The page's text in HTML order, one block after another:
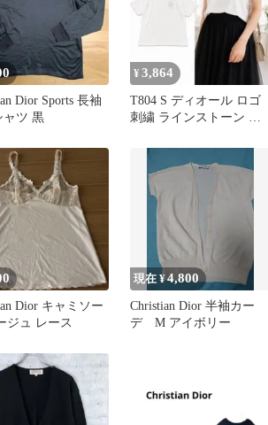
Dior Sports 長袖
ャツ 黒
¥ 3,864
T804 S ディオール ロゴ
刺繍 ラインストーン 綿
Dior キャミソー
ジュ レース
現在 ¥4,800
Christian Dior 半袖カー
デ M アイボリー